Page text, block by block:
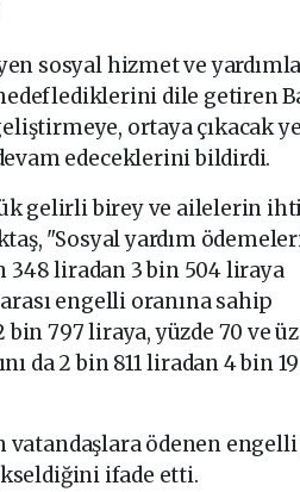
sosyal hizmet ve
dile getiren
ortaya çıkacak
edeceklerini bildirdi.
gelirli birey ve ailelerin
"Sosyal yardım
348 liradan 3 bin 504 liraya
engelli oranına sahip
bin 797 liraya, yüzde 70 ve
da 2 bin 811 liradan 4 bin
vatandaşlara ödenen engelli
ifade etti.